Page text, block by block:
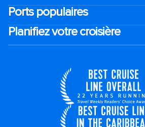
Ports populaires
Planifiez votre croisière